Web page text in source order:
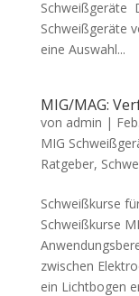
Schweißgeräte
Schweißgeräte
eine Auswahl...
MIG/MAG:
von admin |
MIG
Ratgeber,
Schweißkurse
Schweißkurse
zwischen
ein Lichtbogen